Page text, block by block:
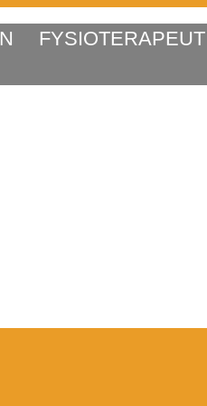
Massage, Smerter,
Sportsskader, Assens
Rygsmerter, Rygskader,
FYSIOTERAPEUT